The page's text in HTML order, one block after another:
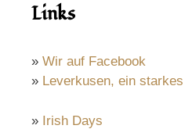
Links
» Wir auf Facebook
» Leverkusen, ein
» Irish Days